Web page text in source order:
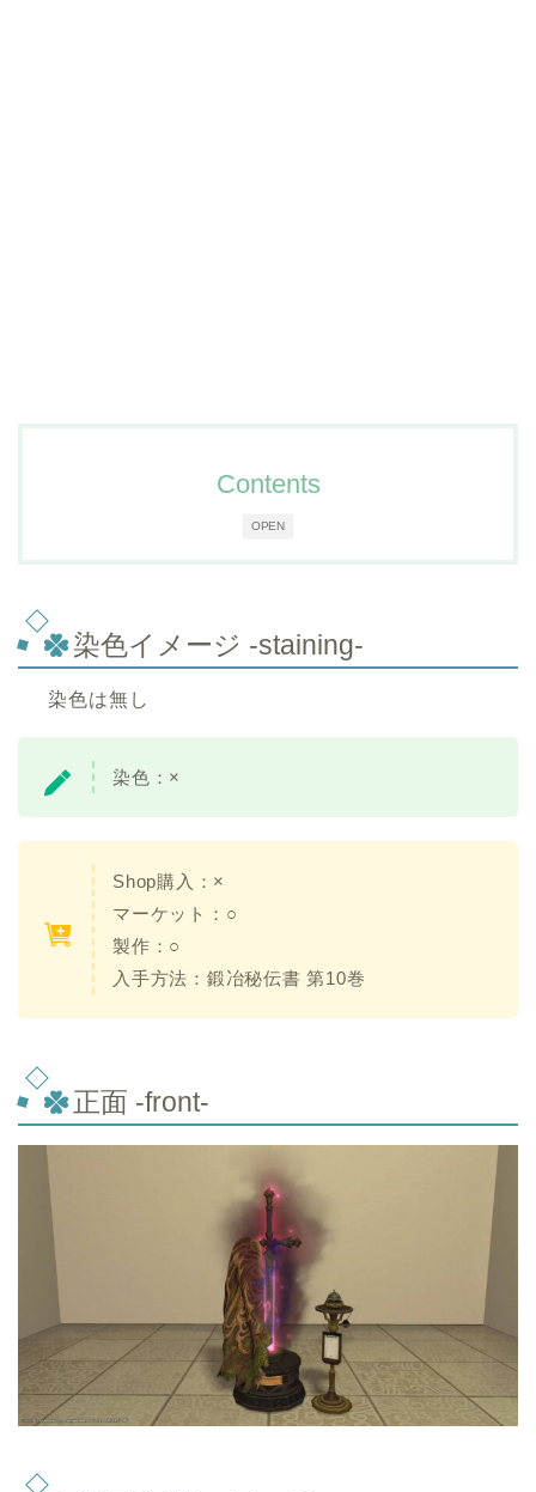
OPEN
Contents
染色イメージ -staining-
染色は無し
染色：×
Shop購入：×
マーケット：○
製作：○
入手方法：鍛冶秘伝書 第10巻
正面 -front-